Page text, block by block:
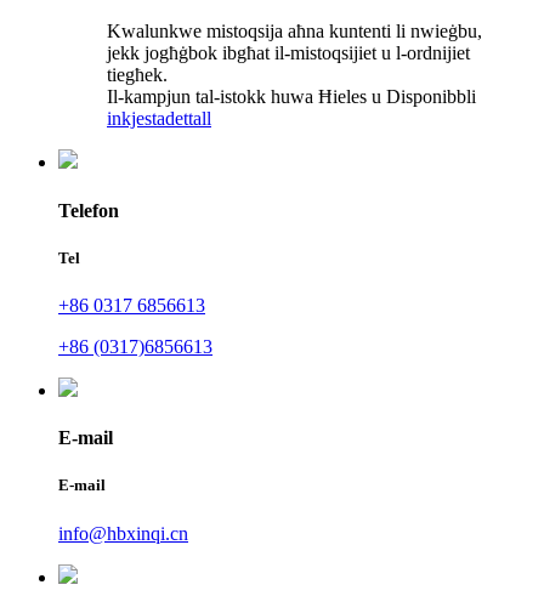
Kwalunkwe mistoqsija aħna kuntenti li nwieġbu,
jekk jogħġbok ibgħat il-mistoqsijiet u l-ordnijiet
tiegħek.
Il-kampjun tal-istokk huwa Ħieles u Disponibbli
inkjestadettall
Telefon
Tel
+86 0317 6856613
+86 (0317)6856613
E-mail
E-mail
info@hbxinqi.cn